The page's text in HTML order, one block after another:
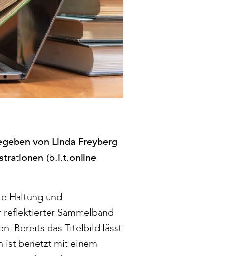
von Linda Freyberg
(b.i.t.online
Haltung und
reflektierter Sammelband
Bereits das Titelbild lässt
ist benetzt mit einem